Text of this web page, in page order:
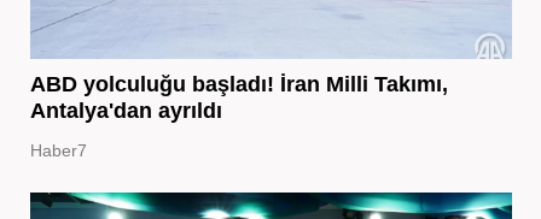
ABD yolculuğu başladı! İran Milli Takımı,
Antalya'dan ayrıldı
Haber7